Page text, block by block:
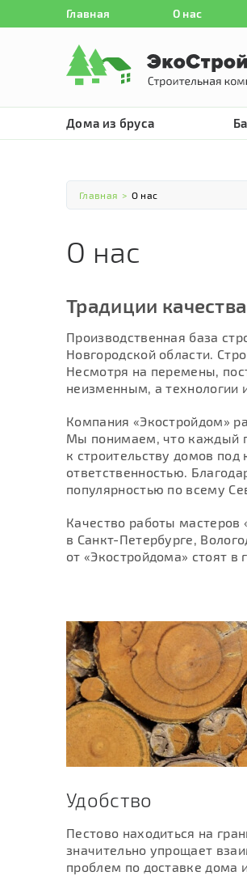
Главная О нас
Дома из бруса
Главная > О нас
О нас
Традиции качества
Производственная база
Новгородской области.
Несмотря на перемены,
неизменным, а технологии
Компания «Экостройдом»
Мы понимаем, что каждый
к строительству домов
ответственностью.
популярностью по всему
Качество работы мастеров
в Санкт-Петербурге,
от «Экостройдома» стоят
Удобство
Пестово находиться на
значительно упрощает
проблем по доставке дома